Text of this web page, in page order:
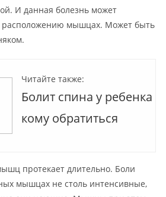
И данная болезнь может
расположению мышцах. Может быть
Читайте также:
Болит спина у ребенка
кому обратиться
протекает длительно. Боли
мышцах не столь интенсивные,